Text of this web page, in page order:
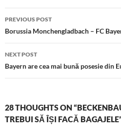
Post
navigation
PREVIOUS POST
Borussia Monchengladbach – FC
NEXT POST
Bayern are cea mai bună posesie din
28 THOUGHTS ON
TREBUI SĂ ÎȘI FACĂ